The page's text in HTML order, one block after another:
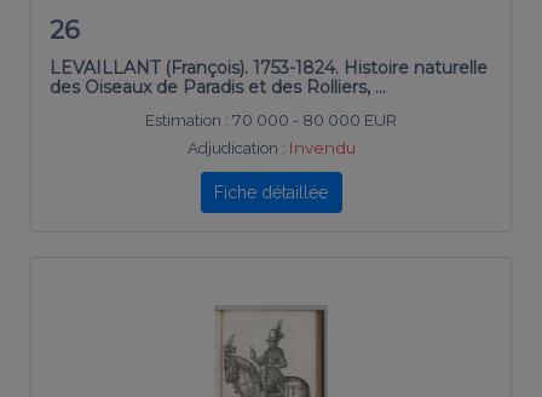
26
LEVAILLANT (François). 1753-1824. Histoire naturelle
des Oiseaux de Paradis et des Rolliers, …
Estimation : 70 000 - 80 000 EUR
Adjudication : Invendu
Fiche détaillée